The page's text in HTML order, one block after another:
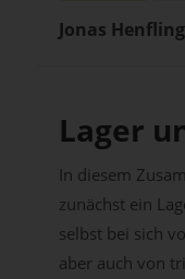
Jonas Henfling
Lager
In diesem
zunächst ein
selbst bei sich
aber auch von